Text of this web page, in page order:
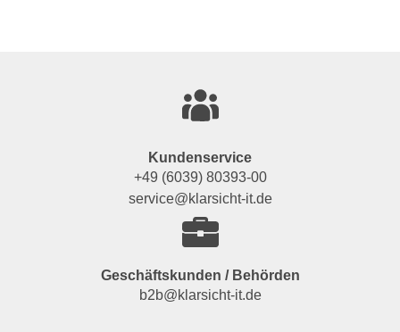
Kundenservice
+49 (6039) 80393-00
service@klarsicht-it.de
Geschäftskunden / Behörden
b2b@klarsicht-it.de